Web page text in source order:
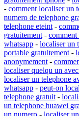
- comment localiser un
numero de telephone
telephone eteint-
gratuitement- comment
whatsapp - localiser un
portable gratuitement-
anonymement-
localiser quelqu un
localiser un telephone
whatsapp - peut-on
telephone gratuit-
un telephone huawei